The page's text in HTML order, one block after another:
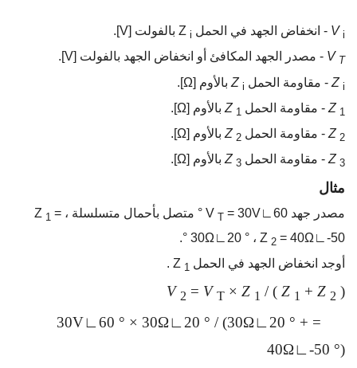
V- انخفاض الجهد في الحمل Zi
بالفولت [V].
V- مصدر الجهد المكافئ أو انخفاض الجهد بالفولت [V].
Z- مقاومة الحمل Zi
بالأوم [Ω].
Z - مقاومة الحمل Z 1
بالأوم [Ω].
Z - مقاومة الحمل Z 2
بالأوم [Ω].
Z- مقاومة الحمل Z 3 بالأوم [Ω].
مثال
مصدر جهد V T= 30V∟60 ° متصل بأحمال متسلسلة ، Z 1=
30Ω∟20 ° ، Z 2= 40Ω∟-50 °.
أوجد انخفاض الجهد في الحمل Z1
.
V 2=V T× Z 1 / ( Z 1+ Z 2
= 30V∟60 ° × 30Ω∟20 ° / (30Ω∟20 ° +
40Ω∟-50 °)